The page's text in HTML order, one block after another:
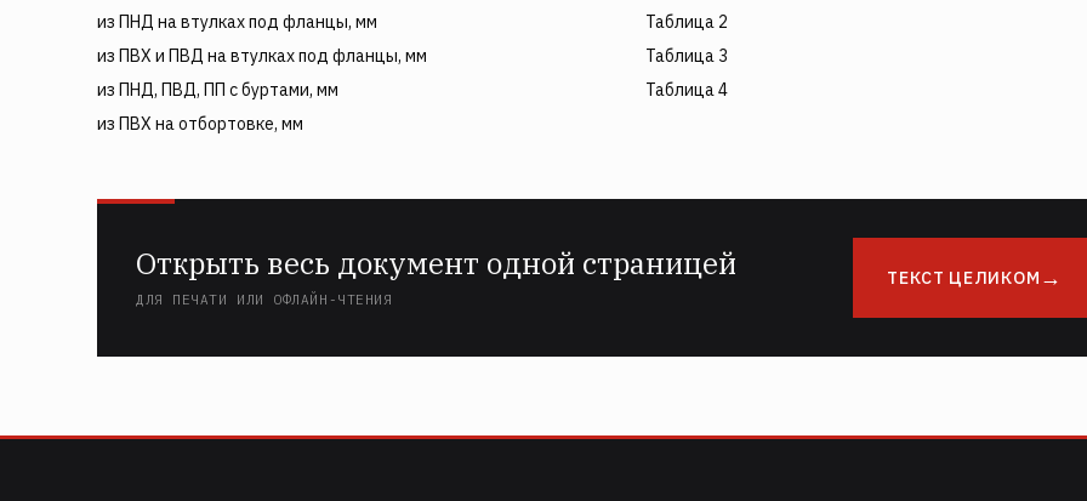
из ПНД на втулках под фланцы, мм
Таблица 2
из ПВХ и ПВД на втулках под фланцы, мм
Таблица 3
из ПНД, ПВД, ПП с буртами, мм
Таблица 4
из ПВХ на отбортовке, мм
Открыть весь документ одной страницей
ДЛЯ ПЕЧАТИ ИЛИ ОФЛАЙН-ЧТЕНИЯ
ТЕКСТ ЦЕЛИКОМ